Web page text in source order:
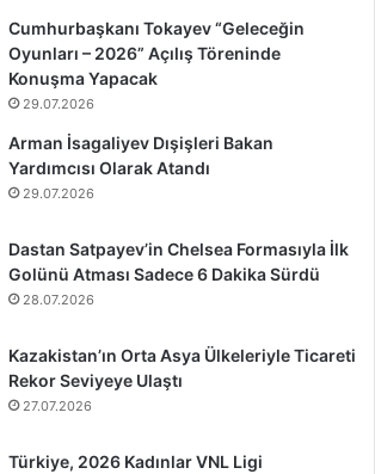
Cumhurbaşkanı Tokayev “Geleceğin
Oyunları – 2026” Açılış Töreninde
Konuşma Yapacak
29.07.2026
Arman İsagaliyev Dışişleri Bakan
Yardımcısı Olarak Atandı
29.07.2026
Dastan Satpayev’in Chelsea Formasıyla İlk
Golünü Atması Sadece 6 Dakika Sürdü
28.07.2026
Kazakistan’ın Orta Asya Ülkeleriyle Ticareti
Rekor Seviyeye Ulaştı
27.07.2026
Türkiye, 2026 Kadınlar VNL Ligi